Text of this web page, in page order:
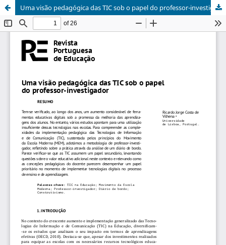
Uma visão pedagógica das TIC sob o papel do professor-investigador